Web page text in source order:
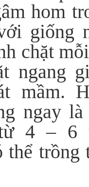
hom
giống
chặt
ngang
mầm.
ngay
4 – 6
thể trồng